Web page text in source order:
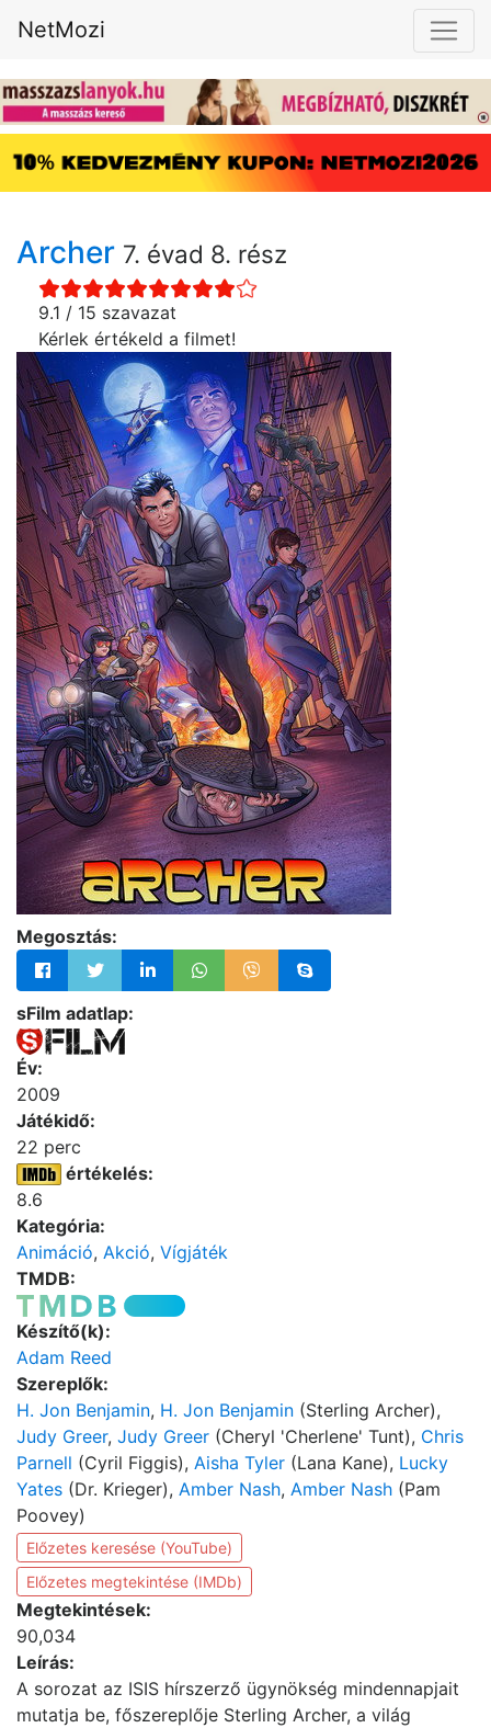
NetMozi
Archer 7. évad 8. rész
9.1 / 15 szavazat
Kérlek értékeld a filmet!
Megosztás:
sFilm adatlap:
Év:
2009
Játékidő:
22 perc
értékelés:
8.6
Kategória:
Animáció, Akció, Vígjáték
TMDB:
Készítő(k):
Adam Reed
Szereplők:
H. Jon Benjamin, H. Jon Benjamin (Sterling Archer),
Judy Greer, Judy Greer (Cheryl 'Cherlene' Tunt), Chris
Parnell (Cyril Figgis), Aisha Tyler (Lana Kane), Lucky
Yates (Dr. Krieger), Amber Nash, Amber Nash (Pam
Poovey)
Előzetes keresése (YouTube)
Előzetes megtekintése (IMDb)
Megtekintések:
90,034
Leírás:
A sorozat az ISIS hírszerző ügynökség mindennapjait
mutatja be, főszereplője Sterling Archer, a világ